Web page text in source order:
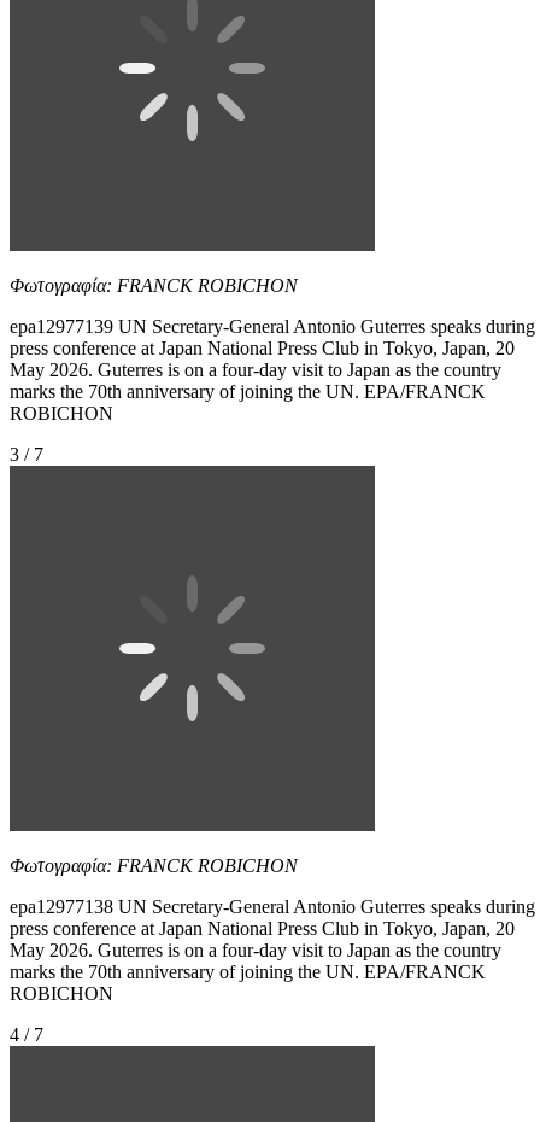
Φωτογραφία: FRANCK ROBICHON
epa12977139 UN Secretary-General Antonio Guterres speaks during
press conference at Japan National Press Club in Tokyo, Japan, 20
May 2026. Guterres is on a four-day visit to Japan as the country
marks the 70th anniversary of joining the UN. EPA/FRANCK
ROBICHON
3 / 7
Φωτογραφία: FRANCK ROBICHON
epa12977138 UN Secretary-General Antonio Guterres speaks during
press conference at Japan National Press Club in Tokyo, Japan, 20
May 2026. Guterres is on a four-day visit to Japan as the country
marks the 70th anniversary of joining the UN. EPA/FRANCK
ROBICHON
4 / 7